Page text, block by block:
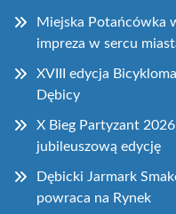
Miejska Potańcówka
impreza w sercu
XVIII edycja
Dębicy
X Bieg Partyzant 2026
jubileuszową edycję
Dębicki Jarmark
powraca na Rynek